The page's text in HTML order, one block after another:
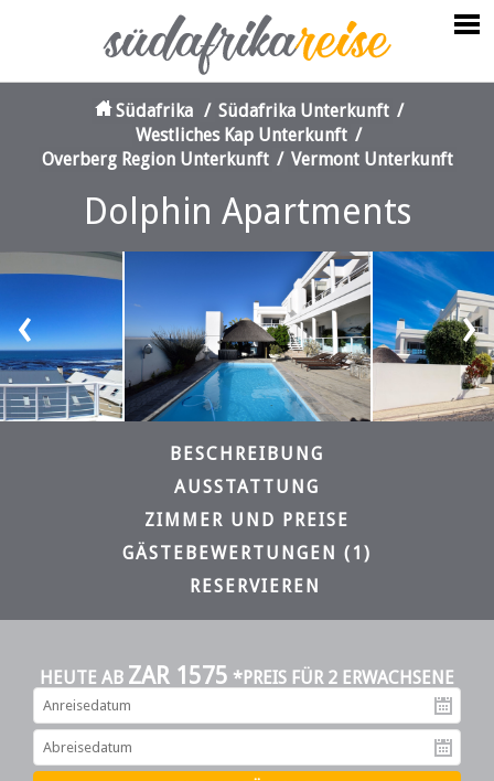
Südafrika / Südafrika Unterkunft /
Westliches Kap Unterkunft /
Overberg Region Unterkunft / Vermont Unterkunft
Dolphin Apartments
‹ ›
BESCHREIBUNG
AUSSTATTUNG
ZIMMER UND PREISE
GÄSTEBEWERTUNGEN (1)
RESERVIEREN
HEUTE AB ZAR 1575 *PREIS FÜR 2 ERWACHSENE